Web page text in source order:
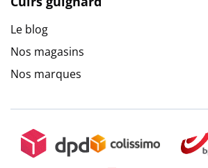
Le blog
Nos magasins
Nos marques